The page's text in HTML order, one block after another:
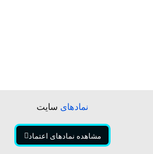
نمادهای سایت
مشاهده نمادهای اعتماد